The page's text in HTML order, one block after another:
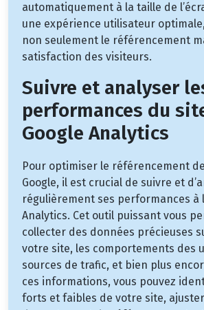
automatiquement à la taille de
une expérience utilisateur
non seulement le référencement
satisfaction des visiteurs.
Suivre et analyser
performances du
Google Analytics
Pour optimiser le référencement
Google, il est crucial de suivre et
régulièrement ses performances à
Analytics. Cet outil puissant vous
collecter des données précieuses
votre site, les comportements des
sources de trafic, et bien plus
ces informations, vous pouvez
forts et faibles de votre site,